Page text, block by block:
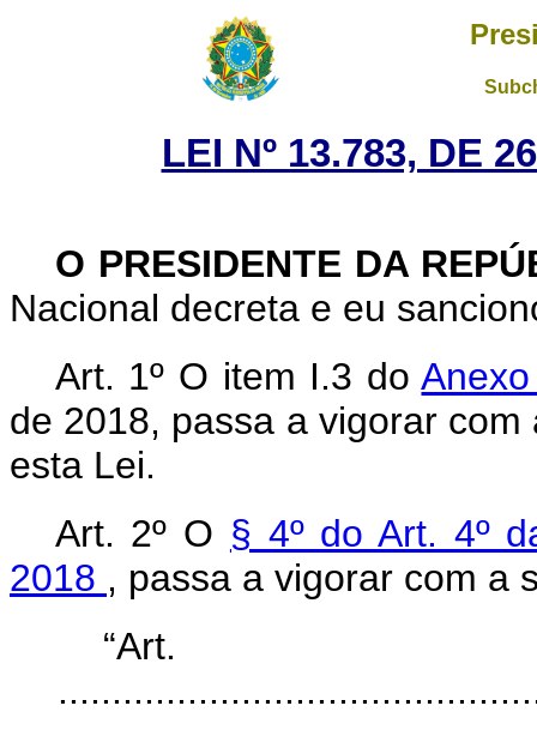
LEI Nº 13.783, DE
O PRESIDENTE DA
Nacional decreta e eu
Art. 1º O item I.3 do
de 2018, passa a vigorar
esta Lei.
Art. 2º O § 4º do Art. 4º
2018 , passa a vigorar com a